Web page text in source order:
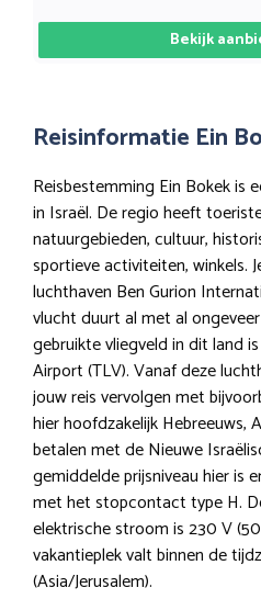
Bekijk
Reisinformatie Ein
Reisbestemming Ein Bokek is
in Israël. De regio heeft
natuurgebieden, cultuur,
sportieve activiteiten, winkels.
luchthaven Ben Gurion
vlucht duurt al met al
gebruikte vliegveld in dit land
Airport (TLV). Vanaf deze
jouw reis vervolgen met
hier hoofdzakelijk Hebreeuws,
betalen met de Nieuwe
gemiddelde prijsniveau hier is
met het stopcontact type H.
elektrische stroom is 230 V
vakantieplek valt binnen de
(Asia/Jerusalem).